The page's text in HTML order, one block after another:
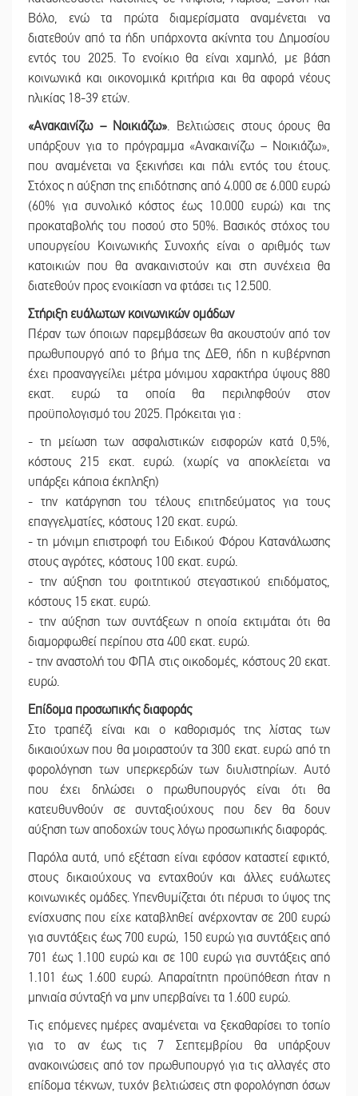
Βόλο, ενώ τα πρώτα διαμερίσματα αναμένεται να
διατεθούν από τα ήδη υπάρχοντα ακίνητα του Δημοσίου
εντός του 2025. Το ενοίκιο θα είναι χαμηλό, με βάση
κοινωνικά και οικονομικά κριτήρια και θα αφορά νέους
ηλικίας 18-39 ετών.
«Ανακαινίζω – Νοικιάζω». Βελτιώσεις στους όρους θα
υπάρξουν για το πρόγραμμα «Ανακαινίζω – Νοικιάζω»,
που αναμένεται να ξεκινήσει και πάλι εντός του έτους.
Στόχος η αύξηση της επιδότησης από 4.000 σε 6.000 ευρώ
(60% για συνολικό κόστος έως 10.000 ευρώ) και της
προκαταβολής του ποσού στο 50%. Βασικός στόχος του
υπουργείου Κοινωνικής Συνοχής είναι ο αριθμός των
κατοικιών που θα ανακαινιστούν και στη συνέχεια θα
διατεθούν προς ενοικίαση να φτάσει τις 12.500.
Στήριξη ευάλωτων κοινωνικών ομάδων
Πέραν των όποιων παρεμβάσεων θα ακουστούν από τον
πρωθυπουργό από το βήμα της ΔΕΘ, ήδη η κυβέρνηση
έχει προαναγγείλει μέτρα μόνιμου χαρακτήρα ύψους 880
εκατ. ευρώ τα οποία θα περιληφθούν στον
προϋπολογισμό του 2025. Πρόκειται για :
- τη μείωση των ασφαλιστικών εισφορών κατά 0,5%,
κόστους 215 εκατ. ευρώ. (χωρίς να αποκλείεται να
υπάρξει κάποια έκπληξη)
- την κατάργηση του τέλους επιτηδεύματος για τους
επαγγελματίες, κόστους 120 εκατ. ευρώ.
- τη μόνιμη επιστροφή του Ειδικού Φόρου Κατανάλωσης
στους αγρότες, κόστους 100 εκατ. ευρώ.
- την αύξηση του φοιτητικού στεγαστικού επιδόματος,
κόστους 15 εκατ. ευρώ.
- την αύξηση των συντάξεων η οποία εκτιμάται ότι θα
διαμορφωθεί περίπου στα 400 εκατ. ευρώ.
- την αναστολή του ΦΠΑ στις οικοδομές, κόστους 20 εκατ.
ευρώ.
Επίδομα προσωπικής διαφοράς
Στο τραπέζι είναι και ο καθορισμός της λίστας των
δικαιούχων που θα μοιραστούν τα 300 εκατ. ευρώ από τη
φορολόγηση των υπερκερδών των διυλιστηρίων. Αυτό
που έχει δηλώσει ο πρωθυπουργός είναι ότι θα
κατευθυνθούν σε συνταξιούχους που δεν θα δουν
αύξηση των αποδοχών τους λόγω προσωπικής διαφοράς.
Παρόλα αυτά, υπό εξέταση είναι εφόσον καταστεί εφικτό,
στους δικαιούχους να ενταχθούν και άλλες ευάλωτες
κοινωνικές ομάδες. Υπενθυμίζεται ότι πέρυσι το ύψος της
ενίσχυσης που είχε καταβληθεί ανέρχονταν σε 200 ευρώ
για συντάξεις έως 700 ευρώ, 150 ευρώ για συντάξεις από
701 έως 1.100 ευρώ και σε 100 ευρώ για συντάξεις από
1.101 έως 1.600 ευρώ. Απαραίτητη προϋπόθεση ήταν η
μηνιαία σύνταξή να μην υπερβαίνει τα 1.600 ευρώ.
Τις επόμενες ημέρες αναμένεται να ξεκαθαρίσει το τοπίο
για το αν έως τις 7 Σεπτεμβρίου θα υπάρξουν
ανακοινώσεις από τον πρωθυπουργό για τις αλλαγές στο
επίδομα τέκνων, τυχόν βελτιώσεις στη φορολόγηση όσων